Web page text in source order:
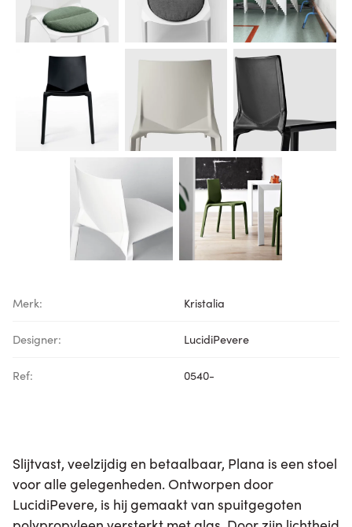
Merk: Kristalia
Designer: LucidiPevere
Ref: 0540-
Slijtvast, veelzijdig en betaalbaar, Plana is een stoel
voor alle gelegenheden. Ontworpen door
LucidiPevere, is hij gemaakt van spuitgegoten